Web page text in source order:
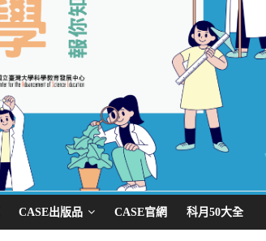
CASE出版品 CASE官網 科月50大全